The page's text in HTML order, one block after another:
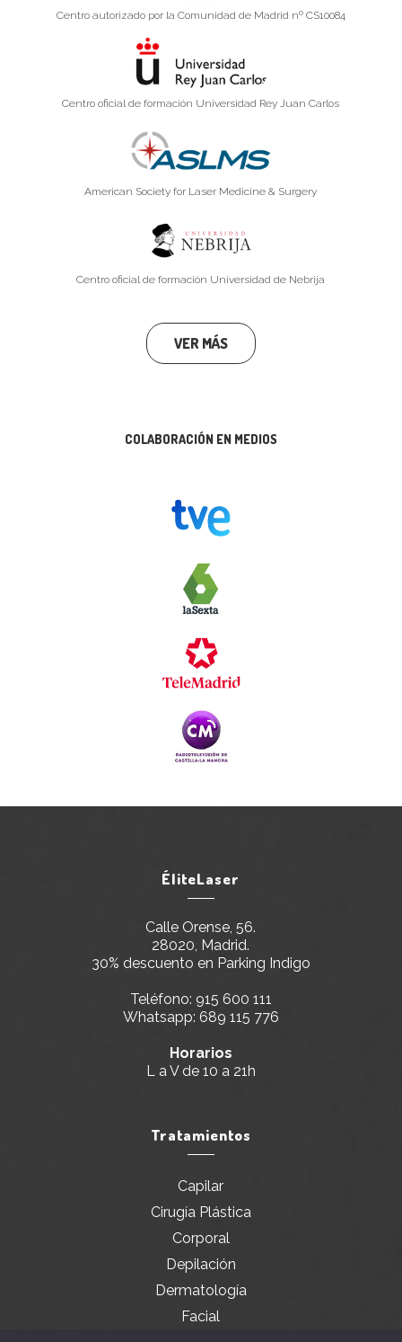
Centro autorizado por la Comunidad de Madrid nº CS10084
Centro oficial de formación Universidad Rey Juan Carlos
American Society for Laser Medicine & Surgery
Centro oficial de formación Universidad de Nebrija
VER MÁS
COLABORACIÓN EN MEDIOS
ÉliteLaser
Calle Orense, 56.
28020, Madrid.
30% descuento en Parking Indigo
Teléfono: 915 600 111
Whatsapp: 689 115 776
Horarios
L a V de 10 a 21h
Tratamientos
Capilar
Cirugía Plástica
Corporal
Depilación
Dermatología
Facial